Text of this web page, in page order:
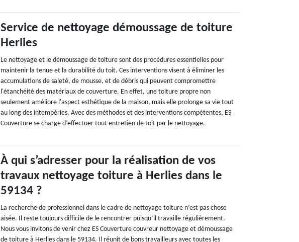
Service de nettoyage démoussage de toiture
Herlies
Le nettoyage et le démoussage de toiture sont des procédures essentielles pour
maintenir la tenue et la durabilité du toit. Ces interventions visent à éliminer les
accumulations de saleté, de mousse, et de débris qui peuvent compromettre
l'étanchéité des matériaux de couverture. En effet, une toiture propre non
seulement améliore l'aspect esthétique de la maison, mais elle prolonge sa vie tout
au long des intempéries. Avec des méthodes et des interventions compétentes, ES
Couverture se charge d’effectuer tout entretien de toit par le nettoyage.
À qui s’adresser pour la réalisation de vos
travaux nettoyage toiture à Herlies dans le
59134 ?
La recherche de professionnel dans le cadre de nettoyage toiture n’est pas chose
aisée. Il reste toujours difficile de le rencontrer puisqu’il travaille régulièrement.
Nous vous invitons de venir chez ES Couverture couvreur nettoyage et démoussage
de toiture à Herlies dans le 59134. Il réunit de bons travailleurs avec toutes les